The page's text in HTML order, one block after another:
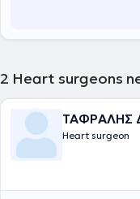
2 Heart surgeons
ΤΑΦΡΑΛΗΣ
Heart surgeon